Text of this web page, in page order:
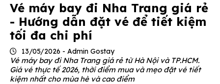
Vé máy bay đi Nha Trang giá rẻ
- Hướng dẫn đặt vé để tiết kiệm
tối đa chi phí
13/05/2026 - Admin Gostay
Vé máy bay đi Nha Trang giá rẻ từ Hà Nội và TP.HCM.
Giá vé thực tế 2026, thời điểm mua và mẹo đặt vé tiết
kiệm nhất cho mùa hè và cao điểm